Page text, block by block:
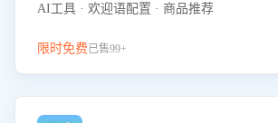
AI工具 · 欢迎语配置 · 商品推荐
限时免费已售99+